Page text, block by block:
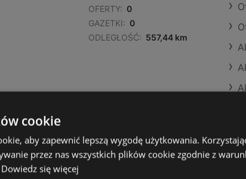
OFERTY: 0
GAZETKI: 0
ODLEGŁOŚĆ: 557,44 km
cookie
aby zapewnić lepszą wygodę użytkowania.
przez nas wszystkich plików cookie zgodnie z
Dowiedz się więcej